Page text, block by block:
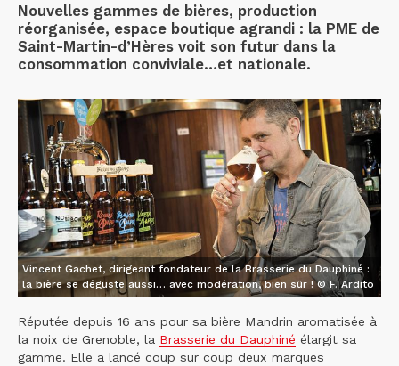
Nouvelles gammes de bières, production
réorganisée, espace boutique agrandi : la PME de
Saint-Martin-d’Hères voit son futur dans la
consommation conviviale…et nationale.
Vincent Gachet, dirigeant fondateur de la Brasserie du Dauphiné :
la bière se déguste aussi… avec modération, bien sûr ! © F. Ardito
Réputée depuis 16 ans pour sa bière Mandrin aromatisée à
la noix de Grenoble, la Brasserie du Dauphiné élargit sa
gamme. Elle a lancé coup sur coup deux marques